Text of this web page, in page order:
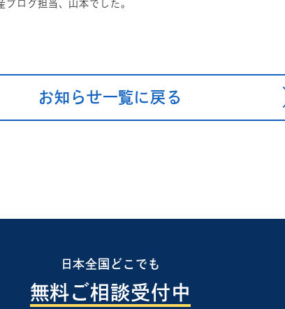
ログ担当、山本でした。
お知らせ一覧に戻る
日本全国どこでも
無料ご相談受付中